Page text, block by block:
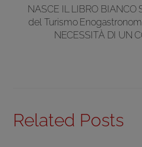
NASCE IL LIBRO BIANCO
del Turismo
NECESSITÀ DI UN
Related Posts